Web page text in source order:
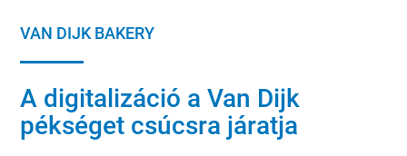
VAN DIJK BAKERY
A digitalizáció a Van Dijk
pékséget csúcsra járatja